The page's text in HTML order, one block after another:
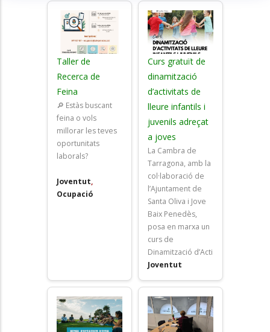
Taller de
Recerca de
Feina
🔎 Estàs buscant
feina o vols
millorar les teves
oportunitats
laborals?
Joventut,
Ocupació
Curs gratuït de
dinamització
d’activitats de
lleure infantils i
juvenils adreçat
a joves
La Cambra de
Tarragona, amb la
col·laboració de
l’Ajuntament de
Santa Oliva i Jove
Baix Penedès,
posa en marxa un
curs de
Dinamització d’Acti
Joventut